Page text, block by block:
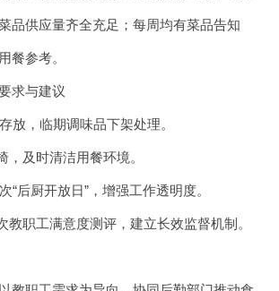
品供应量齐全充足；每周均有菜品告知
餐参考。
求与建议
放，临期调味品下架处理。
，及时清洁用餐环境。
“后厨开放日”，增强工作透明度。
教职工满意度测评，建立长效监督机制。